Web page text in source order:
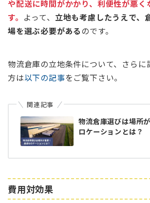
や配送に時間がかかり、利便性が悪く
す。 よって、 立地も考慮したうえで、
場を選ぶ必要があるのです。
物流倉庫の立地条件について、さらに
方は以下の記事をご覧下さい。
関連記事
物流倉庫選びは場所
ロケーションとは？
費用対効果